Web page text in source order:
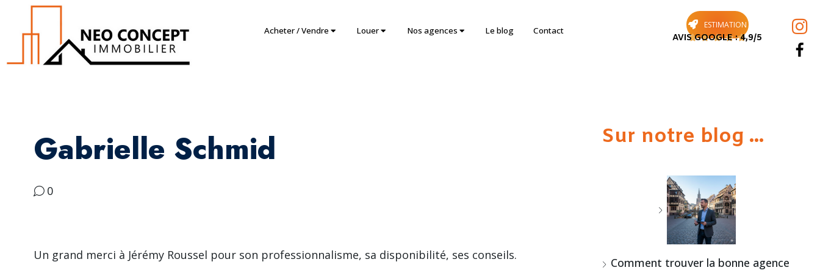
Acheter / Vendre Louer Nos agences Le blog Contact
ESTIMATION
    
AVIS GOOGLE : 4,9/5
Gabrielle Schmid
0
Un grand merci à Jérémy Roussel pour son professionnalisme, sa disponibilité, ses conseils.
Sur notre blog ...
Comment trouver la bonne agence